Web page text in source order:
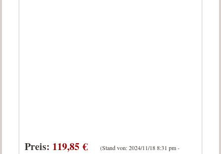
Preis: 119,85 € (Stand von: 2024/11/18 8:31 pm -